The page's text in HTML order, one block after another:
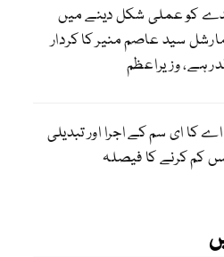
کو عملی شکل دینے میں
سید عاصم منیر کا کردار
ہے، وزیراعظم
کا ای سم کے اجرا اور تبدیلی
کم کرنے کا فیصلہ